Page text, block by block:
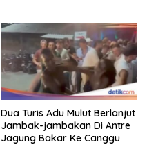
Dua Turis Adu Mulut Berlanjut
Jambak-jambakan Di Antre
Jagung Bakar Ke Canggu